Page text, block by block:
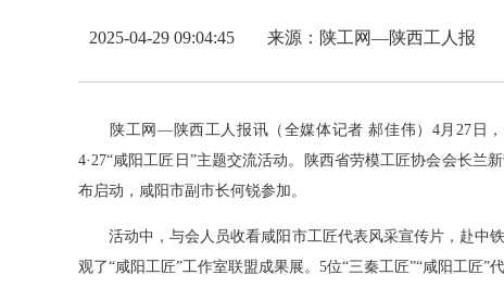
2025-04-29 09:04:45 来源： 陕工网—陕西工人报
陕工网—陕西工人报讯（全媒体记者 郝佳伟）4月27日，
4·27“咸阳工匠日”主题交流活动。陕西省劳模工匠协会会长
布启动，咸阳市副市长何锐参加。
活动中，与会人员收看咸阳市工匠代表风采宣传片，赴中
观了“咸阳工匠”工作室联盟成果展。5位“三秦工匠”“咸阳工匠”代